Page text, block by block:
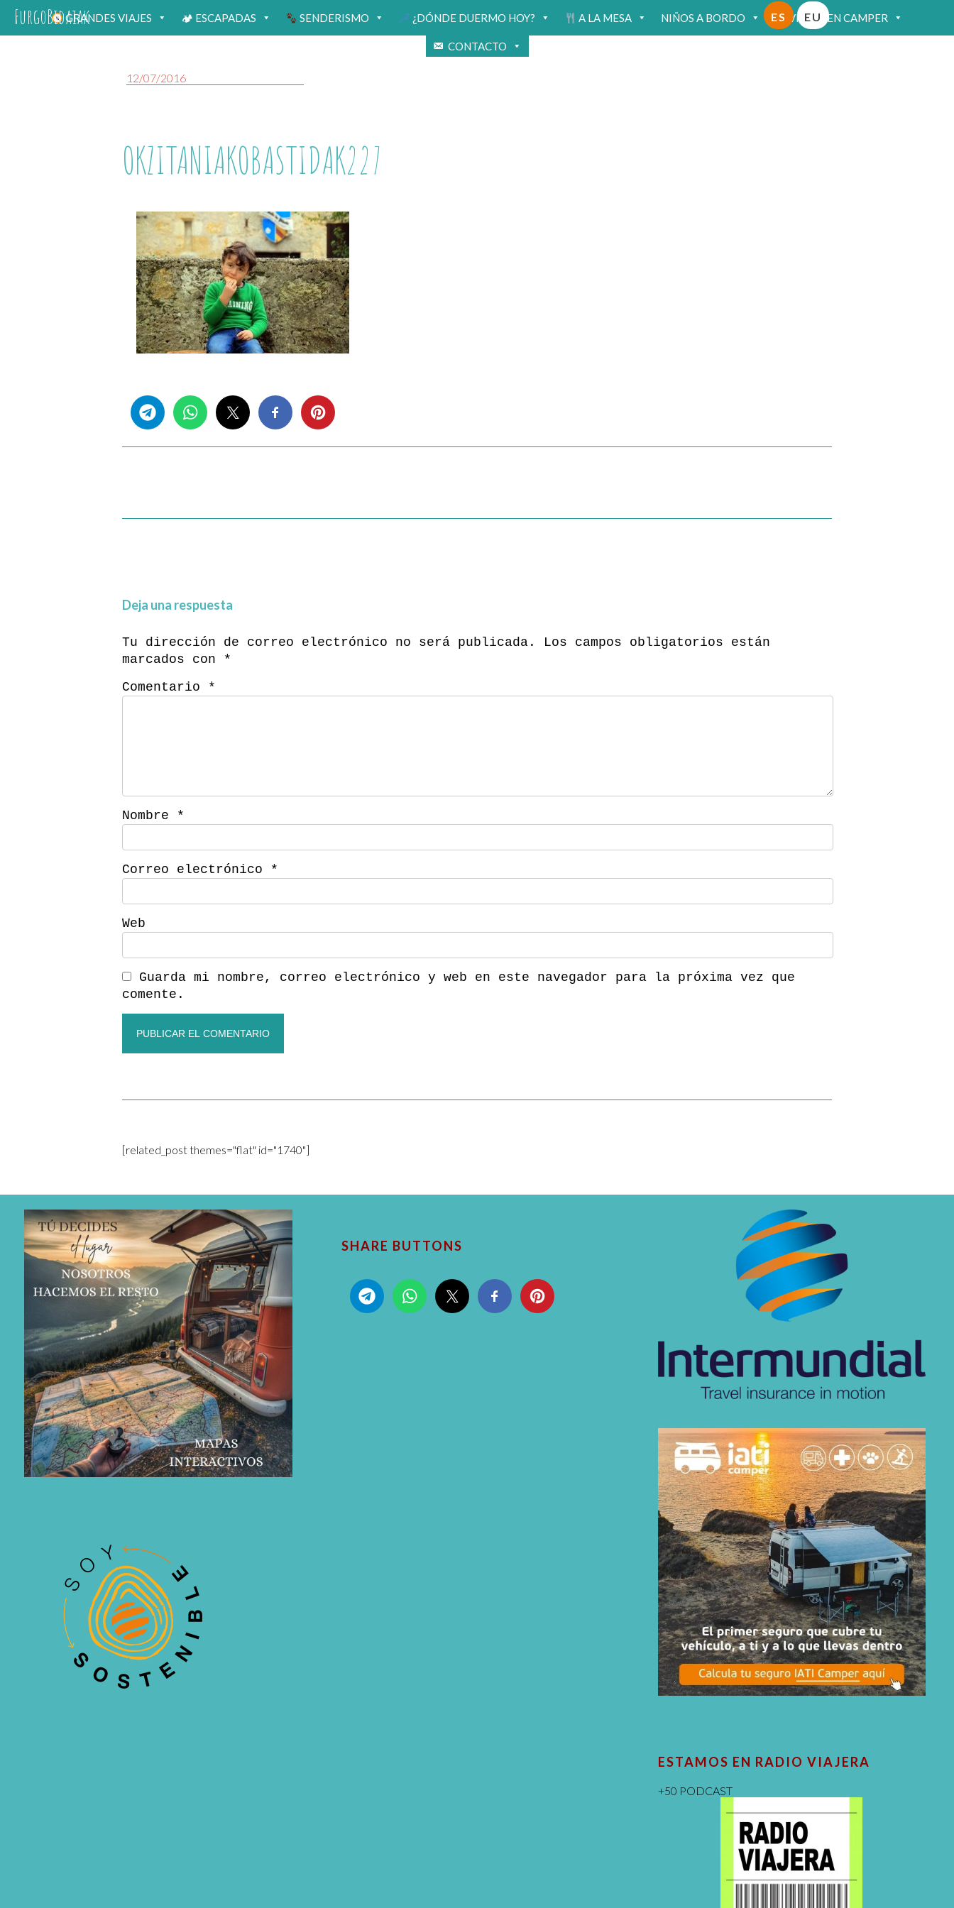
FurgoBidaiakGRANDES VIAJES 🏕 ESCAPADAS SENDERISMO ¿DÓNDE DUERMO HOY? A LA MESA NIÑOS A BORDO VIAJAR EN CAMPER
CONTACTO
ES EU
12/07/2016
OKZITANIAKOBASTIDAK227
Deja una respuesta
Tu dirección de correo electrónico no será publicada.
Los campos obligatorios están
marcados con *
Comentario *
Nombre *
Correo electrónico *
Web
Guarda mi nombre, correo electrónico y web en este navegador para la próxima vez que
comente.
[related_post themes="flat" id="1740"]
SHARE BUTTONS
ESTAMOS EN RADIO VIAJERA
+50 PODCAST